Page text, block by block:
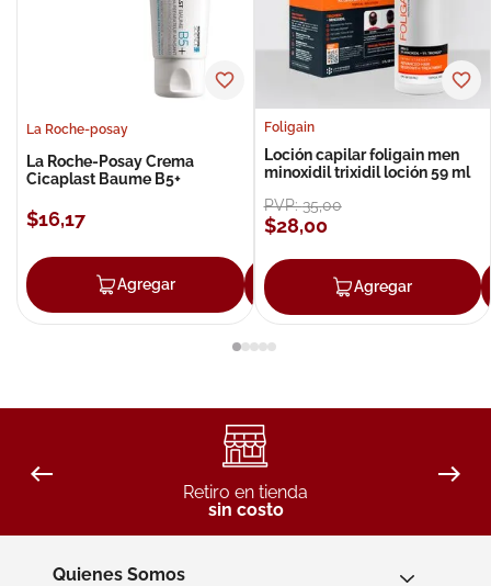
La Roche-posay
La Roche-Posay Crema
Cicaplast Baume B5+
$16,17
Agregar Agregar
Foligain
Loción capilar foligain men
minoxidil trixidil loción 59 ml
PVP:35,00
$28,00
Agregar
Retiro en tienda
sin costo
Quienes Somos